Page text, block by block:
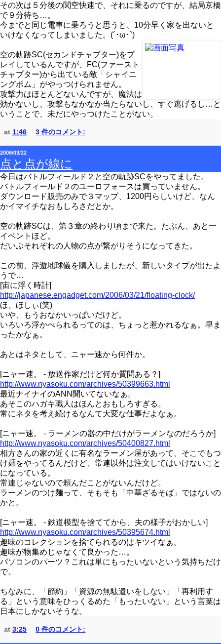
その次は５分後の関空快速で、それに乗るのですが、結局京橋
で９分待ち…。
今までと同じ電車に乗ろうと思うと、10分早く家を出ないと
いけなくなってしまいました。(´･ω･`)
空の軌跡SC(セカンドチャプター)をプ
レイしているんですが、FC(ファースト
チャプター)から出ている敵「シャイニ
ングポム」がやっつけられません。
攻撃力はほとんどないんですが、魔法は
効かないし、攻撃もなかなか当たらないし、すぐ逃げるし…と
いうことで、未だにやっつけたことがない。
at 1:46 3 件のコメント:
2006/03/22
点と点が線に
今日はバトルフィールド２と空の軌跡SCをやってました。
バトルフィールド２のユーロフォースは買っていません。
ダウンロード販売のみで３マップ、1200円らしいけど、なん
かイマイチなおもしろさだとか。
空の軌跡SCは、第３章の終わり頃まで来た。たぶん、あと一
イベントほど。
だいぶそれぞれの人物の点が繋がりそうになってきた。
この前、浮遊地球儀を購入しましたが、新しいタイプが出たよ
うで…
[宙に浮く時計]
http://japanese.engadget.com/2006/03/21/floating-clock/
ほ、ほしぃ(笑)
いや、もうおなかいっぱいだけど。
いろいろ浮かべられるってのは、ちょっと惹かれるなぁ。早ま
ったかなぁ。
あとはネタとして、ニャー速から何件か。
[ニャー速。 - 放送作家だけど何か質問ある？]
http://www.nyasoku.com/archives/50399663.html
最近ナイナイのANN聞いてないなぁ。
あそこのハガキ職人はほんとおもしろすぎる。
常にネタを考え続けるなんて大変な仕事だよなぁ。
[ニャー速。 - ラーメンの器の中だけがラーメンなのだろうか]
http://www.nyasoku.com/archives/50400827.html
相方さんの家の近くに有名なラーメン屋があって、そこでもつ
け麺をやってるんだけど、常連以外は注文してはいけないこと
になっている。
常連じゃないので頼んだことがないんだけど。
ラーメンのつけ麺って、そもそも「中華ざるそば」ではないの
かと。
[ニャー速。 - 鉄道模型を捨ててから、夫の様子がおかしい]
http://www.nyasoku.com/archives/50395674.html
趣味のコレクションを捨てられるのはキツイなぁ。
趣味が物集めじゃなくて良かった…。
パソコンのパーツ？これは単にもったいないという気持ちだけ
で。
ちなみに、「節約」「資源の無駄遣いをしない」「再利用す
る」という意味をひっくるめた「もったいない」という言葉は
日本にしかないそうな。
at 3:25 0 件のコメント: